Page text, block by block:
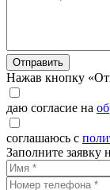
Отправить
Нажав кнопку
даю согласие на
соглашаюсь с
Заполните заявку